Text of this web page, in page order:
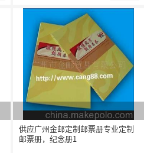
供应广州金邮定制邮票册专业定制
邮票册，纪念册1